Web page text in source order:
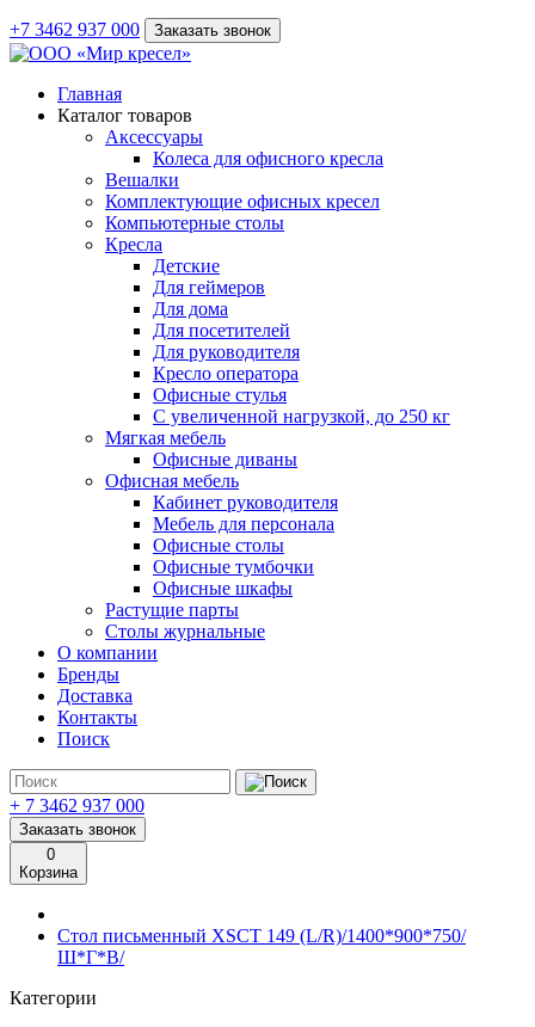
+7 3462 937 000 Заказать звонок
Главная
Каталог товаров
Аксессуары
Колеса для офисного кресла
Вешалки
Комплектующие офисных кресел
Компьютерные столы
Кресла
Детские
Для геймеров
Для дома
Для посетителей
Для руководителя
Кресло оператора
Офисные стулья
С увеличенной нагрузкой, до 250 кг
Мягкая мебель
Офисные диваны
Офисная мебель
Кабинет руководителя
Мебель для персонала
Офисные столы
Офисные тумбочки
Офисные шкафы
Растущие парты
Столы журнальные
О компании
Бренды
Доставка
Контакты
Поиск
+ 7 3462 937 000
Заказать звонок
0
Корзина
Стол письменный XSCT 149 (L/R)/1400*900*750/
Ш*Г*В/
Категории